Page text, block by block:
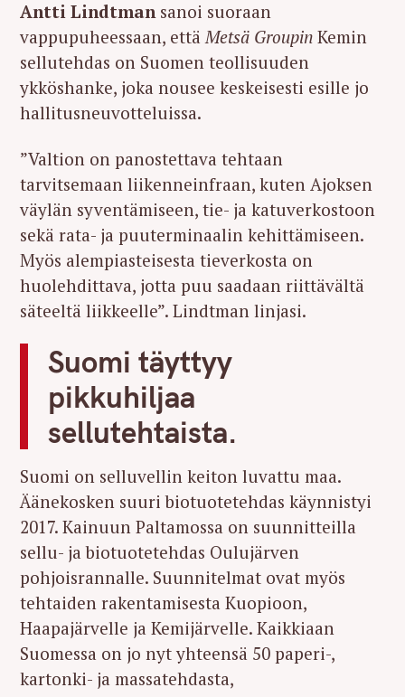
Antti Lindtmansanoi suoraan
vappupuheessaan, ettäMetsä Groupin Kemin
sellutehdas on Suomen teollisuuden
ykköshanke, joka nousee keskeisesti esille jo
hallitusneuvotteluissa.
”Valtion on panostettava tehtaan
tarvitsemaan liikenneinfraan, kuten Ajoksen
väylän syventämiseen, tie- ja katuverkostoon
sekä rata- ja puuterminaalin kehittämiseen.
Myös alempiasteisesta tieverkosta on
huolehdittava, jotta puu saadaan riittävältä
säteeltä liikkeelle”. Lindtman linjasi.
Suomi täyttyy
pikkuhiljaa
sellutehtaista.
Suomi on selluvellin keiton luvattu maa.
Äänekosken suuri biotuotetehdas käynnistyi
2017. Kainuun Paltamossa on suunnitteilla
sellu- ja biotuotetehdas Oulujärven
pohjoisrannalle. Suunnitelmat ovat myös
tehtaiden rakentamisesta Kuopioon,
Haapajärvelle ja Kemijärvelle. Kaikkiaan
Suomessa on jo nyt yhteensä 50 paperi-,
kartonki- ja massatehdasta,